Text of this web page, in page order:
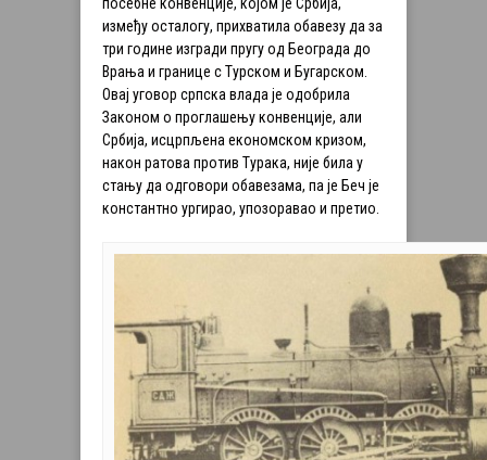
посебне конвенције, којом је Србија,
између осталогу, прихватила обавезу да за
три године изгради пругу од Београда до
Врања и границе с Турском и Бугарском.
Овај уговор српска влада је одобрила
Законом о проглашењу конвенције, али
Србија, исцрпљена економском кризом,
након ратова против Турака, није била у
стању да одговори обавезама, па је Беч је
константно ургирао, упозоравао и претио.